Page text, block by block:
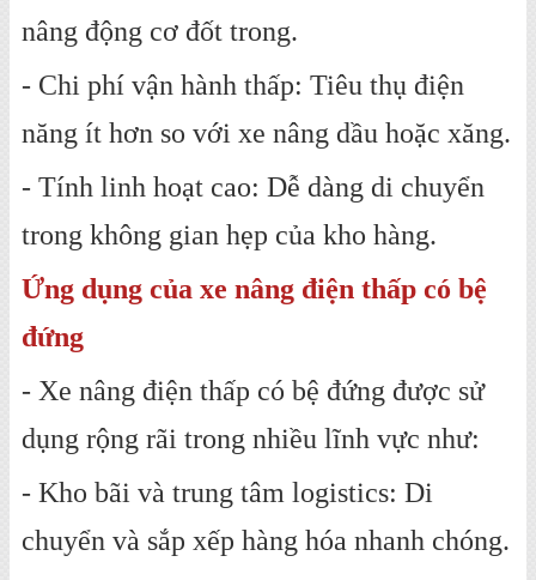
nâng động cơ đốt trong.
- Chi phí vận hành thấp: Tiêu thụ điện
năng ít hơn so với xe nâng dầu hoặc xăng.
- Tính linh hoạt cao: Dễ dàng di chuyển
trong không gian hẹp của kho hàng.
Ứng dụng của xe nâng điện thấp có bệ
đứng
- Xe nâng điện thấp có bệ đứng được sử
dụng rộng rãi trong nhiều lĩnh vực như:
- Kho bãi và trung tâm logistics: Di
chuyển và sắp xếp hàng hóa nhanh chóng.